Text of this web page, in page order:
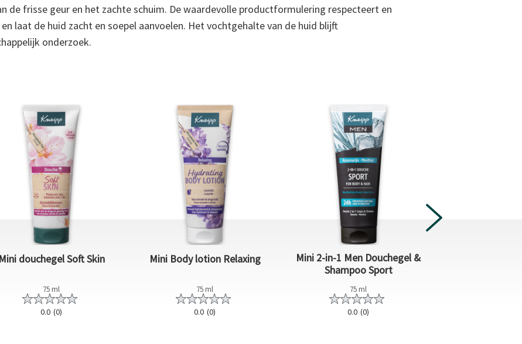
de frisse geur en het zachte schuim. De waardevolle productformulering respecteert en
laat de huid zacht en soepel aanvoelen. Het vochtgehalte van de huid blijft
onderzoek.
Mini douchegel Soft Skin
75 ml
0.0 (0)
Mini Body lotion Relaxing
75 ml
0.0 (0)
Mini 2-in-1 Men Douchegel &
Shampoo Sport
75 ml
0.0 (0)